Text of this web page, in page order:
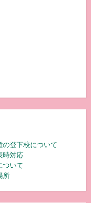
の登下校について
時対応
ついて
所